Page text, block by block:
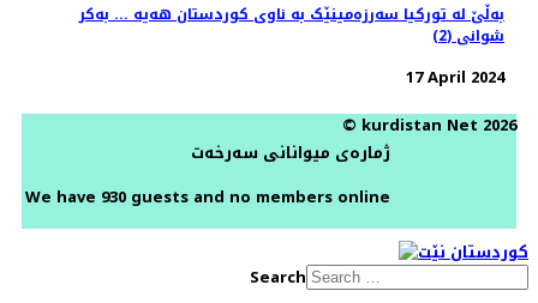
بەڵێ لە تورکیا سەرزەمینێک بە ناوی کوردستان هەیە ... بەکر
شوانی (2)
17 April 2024
© kurdistan Net 2026
ژمارەی میوانانی سەرخەت
We have 930 guests and no members online
Search